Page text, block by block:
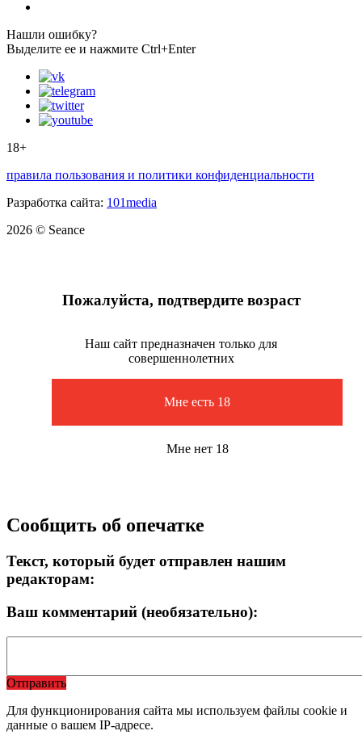
Нашли ошибку?
Выделите ее и нажмите Ctrl+Enter
18+
правила пользования и политики конфиденциальности
Разработка сайта: 101media
2026 © Seance
Пожалуйста, подтвердите возраст
Наш сайт предназначен только для
совершеннолетних
Мне есть 18
Мне нет 18
Сообщить об опечатке
Текст, который будет отправлен нашим
редакторам:
Ваш комментарий (необязательно):
Отправить
Для функционирования сайта мы используем файлы cookie и
данные о вашем IP-адресе.